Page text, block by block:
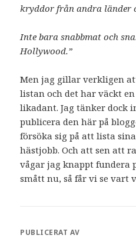
kryddor från andra länder
Inte bara snabbmat och
Hollywood.”
Men jag gillar verkligen
listan och det har väckt
likadant. Jag tänker dock
publicera den här på
försöka sig på att lista
hästjobb. Och att sen att
vågar jag knappt fundera
smått nu, så får vi se vart
PUBLICERAT AV